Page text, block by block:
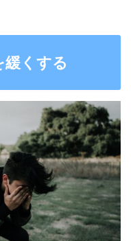
緩くする